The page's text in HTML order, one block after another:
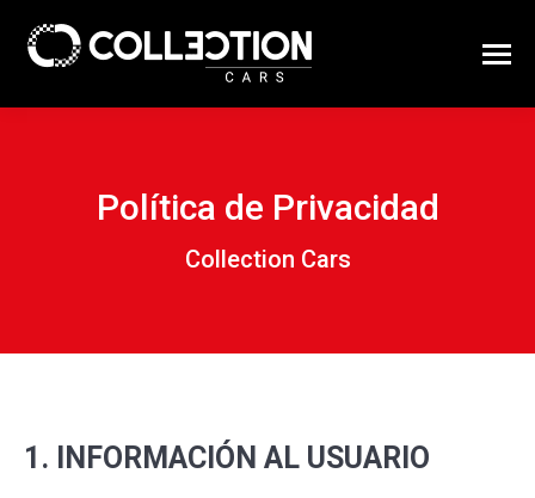
Política de Privacidad
Collection Cars
1. INFORMACIÓN AL USUARIO